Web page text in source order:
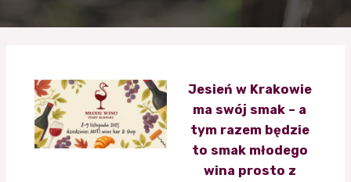
Jesień w Krakowie
ma swój smak – a
tym razem będzie
to smak młodego
wina prosto z